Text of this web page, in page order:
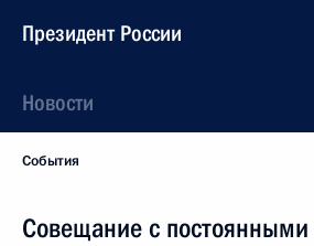
Президент России
Новости
События
Совещание с